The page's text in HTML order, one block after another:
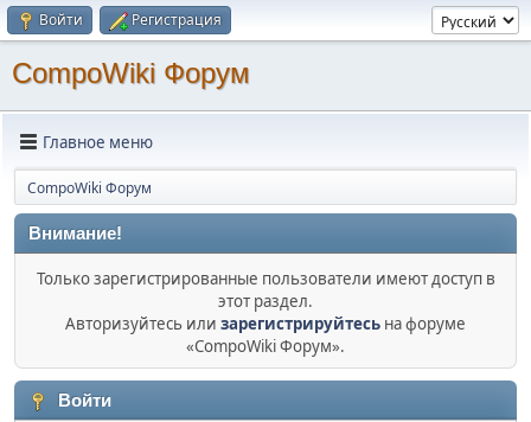
Войти Регистрация
CompoWiki Форум
Главное меню
CompoWiki Форум
Внимание!
Только зарегистрированные пользователи имеют доступ в
этот раздел.
Авторизуйтесь или зарегистрируйтесь на форуме
«CompoWiki Форум».
Войти